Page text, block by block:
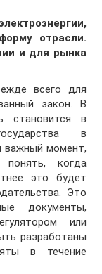
отрасли.
и для рынка
всего для
закон. В
становится в
в
важный момент,
когда
это будет
Это
документы,
или
разработаны
в течение